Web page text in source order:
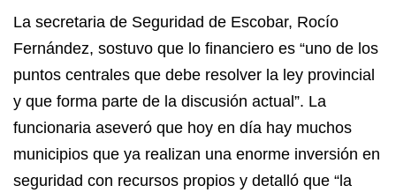
La secretaria de Seguridad de Escobar, Rocío
Fernández, sostuvo que lo financiero es “uno de los
puntos centrales que debe resolver la ley provincial
y que forma parte de la discusión actual”. La
funcionaria aseveró que hoy en día hay muchos
municipios que ya realizan una enorme inversión en
seguridad con recursos propios y detalló que “la